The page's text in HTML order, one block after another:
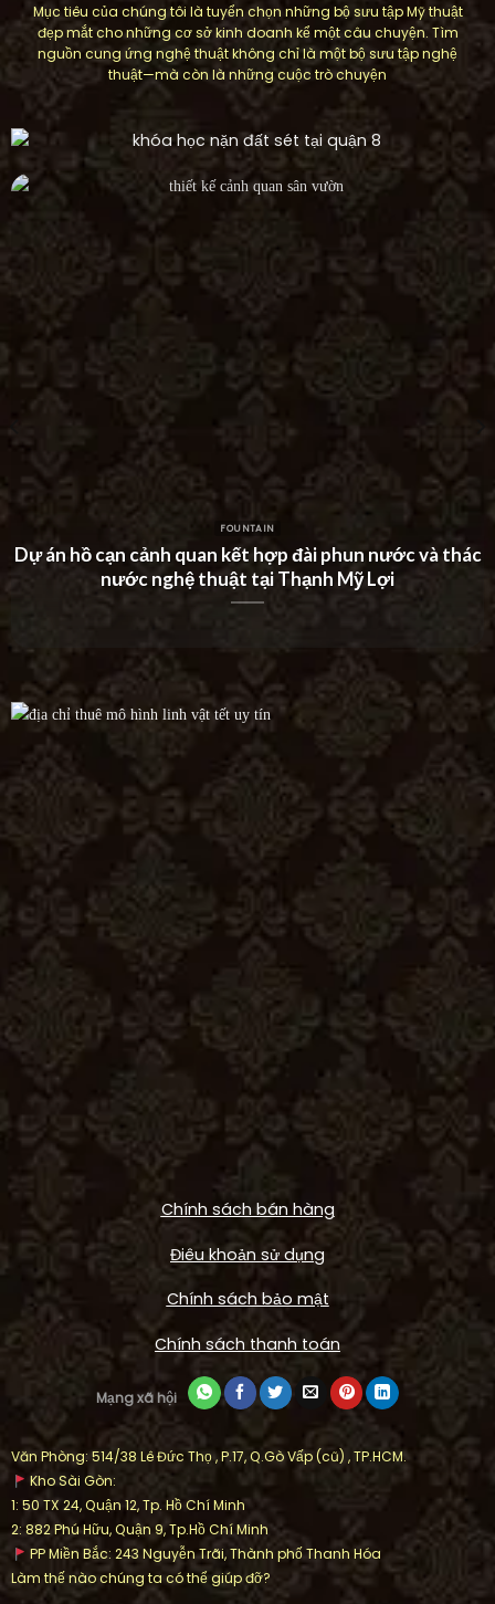
Mục tiêu của chúng tôi là tuyển chọn những bộ sưu tập Mỹ thuật
đẹp mắt cho những cơ sở kinh doanh kể một câu chuyện. Tìm
nguồn cung ứng nghệ thuật không chỉ là một bộ sưu tập nghệ
thuật—mà còn là những cuộc trò chuyện
FOUNTAIN
Dự án thác nước tường hiện đại tại Khu Dân Cư Hà Đô
Villa
Chính sách bán hàng
Điêu khoản sử dụng
Chính sách bảo mật
Chính sách thanh toán
Mạng xã hội
Văn Phòng: 514/38 Lê Đức Thọ , P.17, Q.Gò Vấp (cũ) , TP.HCM.
Kho Sài Gòn:
1: 50 TX 24, Quận 12, Tp. Hồ Chí Minh
2: 882 Phú Hữu, Quận 9, Tp.Hồ Chí Minh
PP Miền Bắc: 243 Nguyễn Trãi, Thành phố Thanh Hóa
Làm thế nào chúng ta có thể giúp đỡ?